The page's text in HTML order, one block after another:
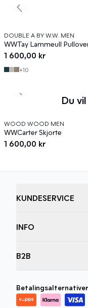
News
DOUBLE A BY W.W. MEN
WWTay Lammeull
1 600,00 kr
+10
Previous slide
Du
News
WOOD WOOD MEN
WWCarter Skjorte
1 600,00 kr
Previous slide
KUNDESERVICE
INFO
B2B
Betalingsalternativer